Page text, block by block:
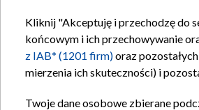
Kliknij "Akceptuję i przechodzę do
końcowym i ich przechowywanie
z IAB* (1201 firm)oraz pozostałych
mierzenia ich skuteczności) i
Twoje dane osobowe zbierane